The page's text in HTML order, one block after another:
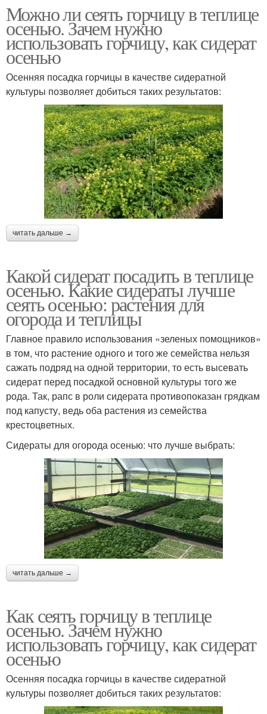
Можно ли сеять горчицу в теплице
осенью. Зачем нужно
использовать горчицу, как сидерат
осенью
Осенняя посадка горчицы в качестве сидератной
культуры позволяет добиться таких результатов:
читать дальше →
Какой сидерат посадить в теплице
осенью. Какие сидераты лучше
сеять осенью: растения для
огорода и теплицы
Главное правило использования «зеленых помощников»
в том, что растение одного и того же семейства нельзя
сажать подряд на одной территории, то есть высевать
сидерат перед посадкой основной культуры того же
рода. Так, рапс в роли сидерата противопоказан грядкам
под капусту, ведь оба растения из семейства
крестоцветных.
Сидераты для огорода осенью: что лучше выбрать:
читать дальше →
Как сеять горчицу в теплице
осенью. Зачем нужно
использовать горчицу, как сидерат
осенью
Осенняя посадка горчицы в качестве сидератной
культуры позволяет добиться таких результатов: